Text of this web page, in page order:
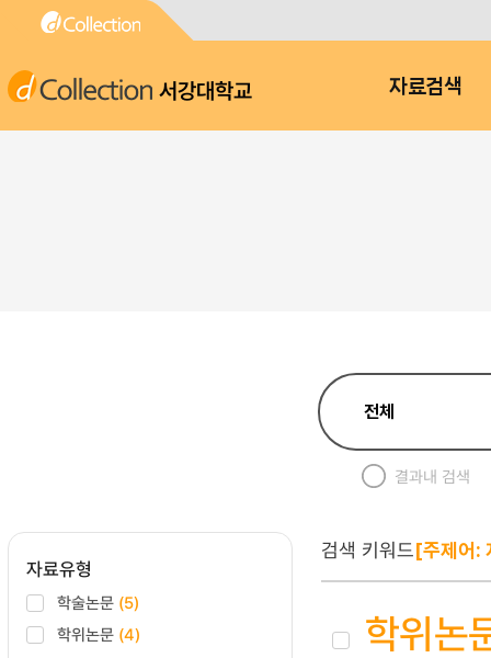
서강대학교 자료검색
결과내 검색
자료유형
학술논문 (5)
학위논문 (4)
검색 키워드[주제어:
학위논